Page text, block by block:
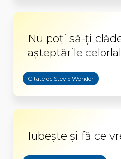
Nu poţi să-ţi
aşteptările
Citate de Stevie Wonder
Iubește și fă ce